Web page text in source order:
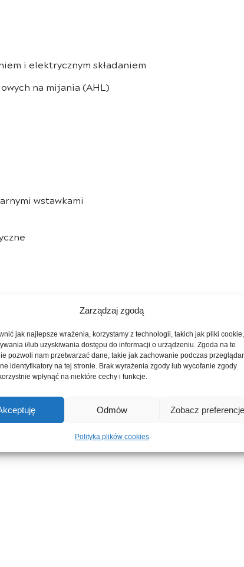
Zarządzaj zgodą
jak najlepsze wrażenia, korzystamy z technologii, takich jak pliki
i/lub uzyskiwania dostępu do informacji o urządzeniu. Zgoda na te
pozwoli nam przetwarzać dane, takie jak zachowanie podczas
identyfikatory na tej stronie. Brak wyrażenia zgody lub wycofanie zgody
wpłynąć na niektóre cechy i funkcje.
Odmów Zobacz preferencje
Polityka plików cookies
i elektrycznym składaniem
na mijania (AHL)
wstawkami
ekran 10″, bezprzewodowa replikacja
górę